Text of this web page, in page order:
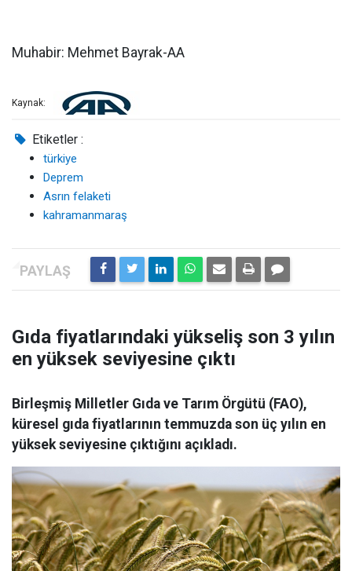
Muhabir: Mehmet Bayrak-AA
Kaynak:
Etiketler :
türkiye
Deprem
Asrın felaketi
kahramanmaraş
Gıda fiyatlarındaki yükseliş son 3 yılın
en yüksek seviyesine çıktı
Birleşmiş Milletler Gıda ve Tarım Örgütü (FAO),
küresel gıda fiyatlarının temmuzda son üç yılın en
yüksek seviyesine çıktığını açıkladı.